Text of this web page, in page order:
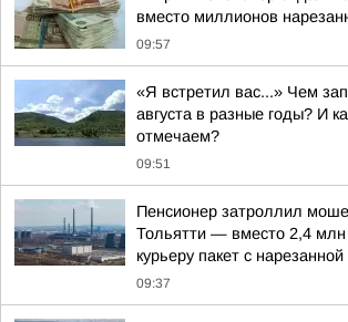
вместо миллионов
09:57
«Я встретил вас...» Чем
августа в разные годы? И
отмечаем?
09:51
Пенсионер затроллил
Тольятти — вместо 2,4 млн
курьеру пакет с нарезанной
09:37